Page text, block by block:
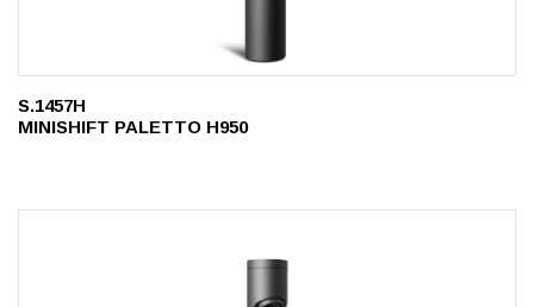
S.1457H
MINISHIFT PALETTO H950